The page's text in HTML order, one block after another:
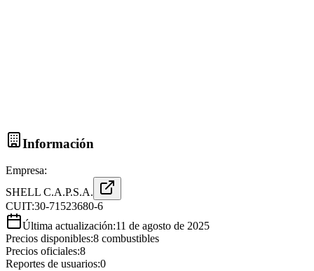
Información
Empresa:
SHELL C.A.P.S.A.
CUIT:30-71523680-6
Última actualización:11 de agosto de 2025
Precios disponibles:8 combustibles
Precios oficiales:8
Reportes de usuarios:0